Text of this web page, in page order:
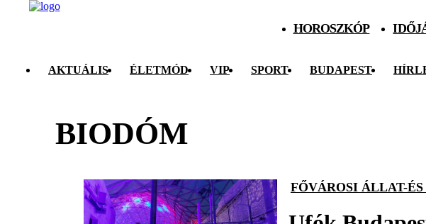
HOROSZKÓP
AKTUÁLIS ÉLETMÓD VIP SPORT BUDAPEST
BIODÓM
FŐVÁROSI ÁLLAT-